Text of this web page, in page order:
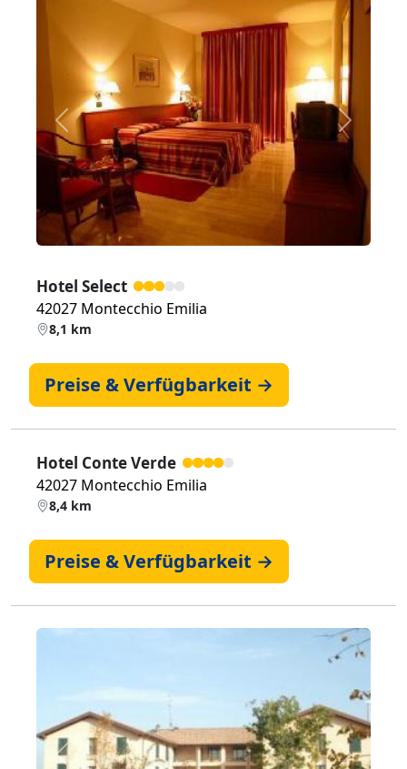
Zurück Weiter
Hotel Select
42027 Montecchio Emilia
8,1 km
Preise & Verfügbarkeit →
Hotel Conte Verde
42027 Montecchio Emilia
8,4 km
Preise & Verfügbarkeit →
Zurück Weiter